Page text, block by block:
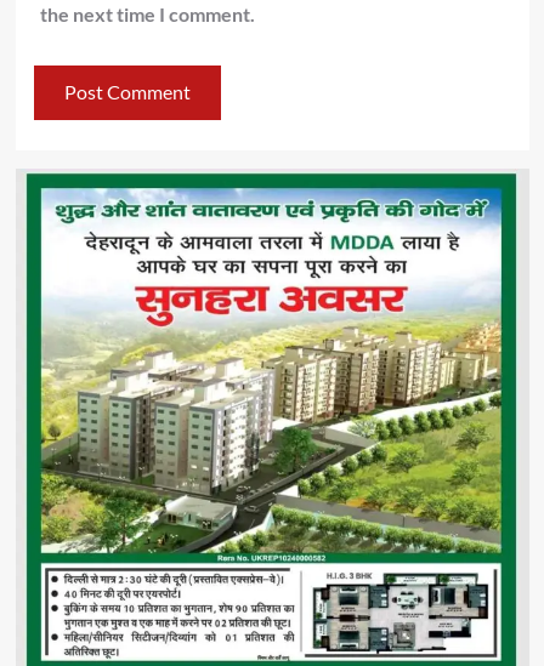
the next time I comment.